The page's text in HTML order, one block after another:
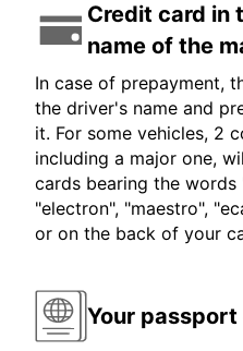
Credit card in
name of the
In case of prepayment,
the driver's name and
it. For some vehicles, 2
including a major one,
cards bearing the
"electron", "maestro",
or on the back of your
Your passport